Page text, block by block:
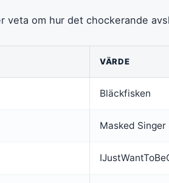
veta om hur det chockerande
VÄRDE
Bläckfisken
Masked